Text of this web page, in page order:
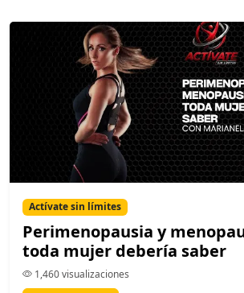
Actívate sin límites
Perimenopausia y
toda mujer debería saber
1,460 visualizaciones